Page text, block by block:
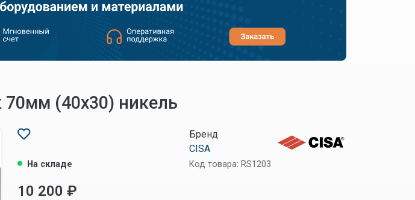
(40х30) никель
Бренд
CISA
На складе Код товара: RS1203
10 200 ₽